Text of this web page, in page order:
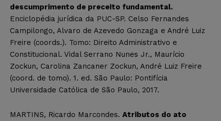
descumprimento de preceito fundamental.
Enciclopédia jurídica da PUC-SP. Celso Fernandes
Campilongo, Alvaro de Azevedo Gonzaga e André Luiz
Freire (coords.). Tomo: Direito Administrativo e
Constitucional. Vidal Serrano Nunes Jr., Maurício
Zockun, Carolina Zancaner Zockun, André Luiz Freire
(coord. de tomo). 1. ed. São Paulo: Pontifícia
Universidade Católica de São Paulo, 2017.
MARTINS, Ricardo Marcondes. Atributos do ato